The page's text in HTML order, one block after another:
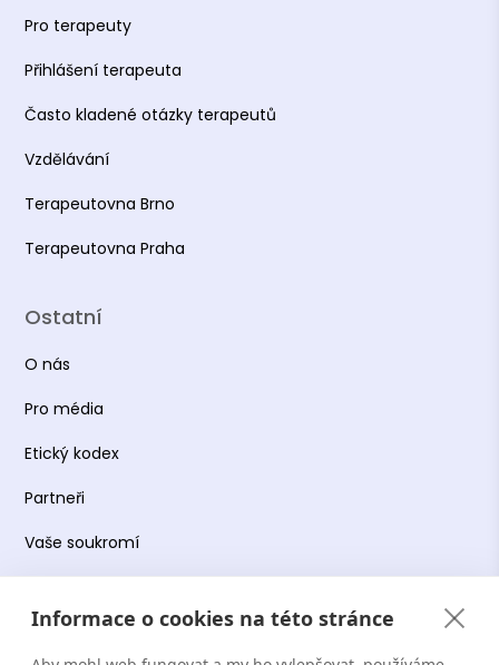
Informace o cookies na této stránce
Pro terapeuty
Přihlášení terapeuta
Často kladené otázky terapeutů
Vzdělávání
Terapeutovna Brno
Terapeutovna Praha
Ostatní
O nás
Pro média
Etický kodex
Partneři
Vaše soukromí
Obchodní podmínky